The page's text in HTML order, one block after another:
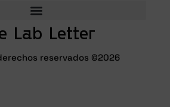
Lab Letter
reservados ©2026